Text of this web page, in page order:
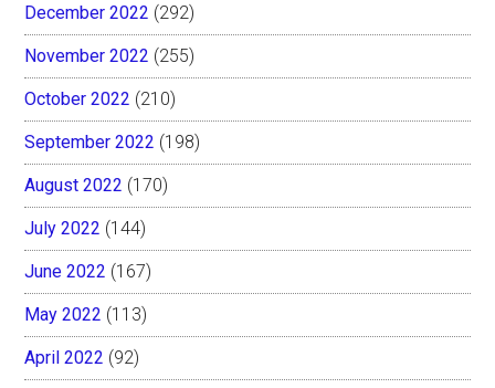
December 2022 (292)
November 2022 (255)
October 2022 (210)
September 2022 (198)
August 2022 (170)
July 2022 (144)
June 2022 (167)
May 2022 (113)
April 2022 (92)